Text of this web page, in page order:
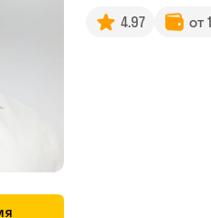
4.97 от